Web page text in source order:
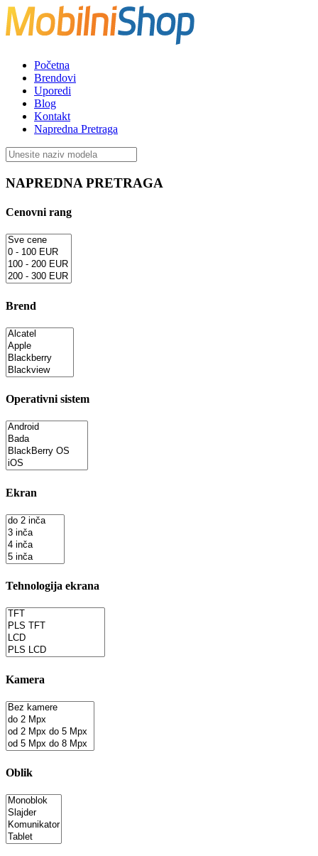
Početna
Brendovi
Uporedi
Blog
Kontakt
Napredna Pretraga
NAPREDNA PRETRAGA
Cenovni rang
Brend
Operativni sistem
Ekran
Tehnologija ekrana
Kamera
Oblik